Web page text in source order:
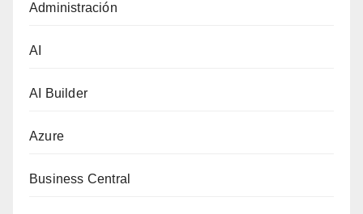
Administración
AI
AI Builder
Azure
Business Central